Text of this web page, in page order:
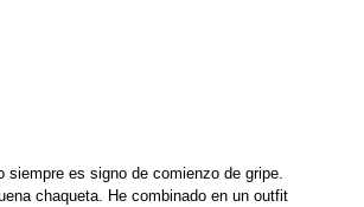
es signo de comienzo de gripe.
chaqueta. He combinado en un outfit